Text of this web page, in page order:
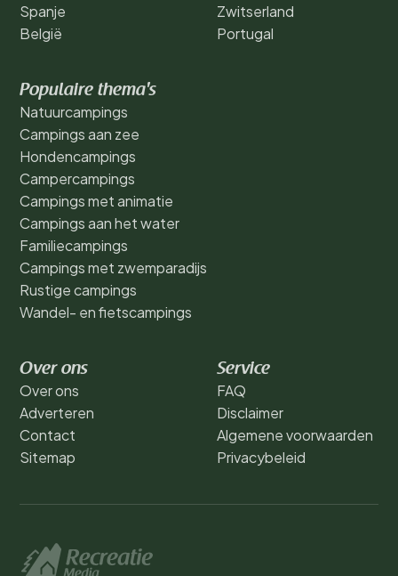
Spanje
België
Zwitserland
Portugal
Populaire thema's
Natuurcampings
Campings aan zee
Hondencampings
Campercampings
Campings met animatie
Campings aan het water
Familiecampings
Campings met zwemparadijs
Rustige campings
Wandel- en fietscampings
Over ons
Over ons
Adverteren
Contact
Sitemap
Service
FAQ
Disclaimer
Algemene voorwaarden
Privacybeleid